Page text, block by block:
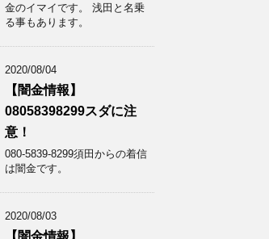
金のイマイです。 浅田と名乗
る事もあります。
2020/08/04
【闇金情報】
08058398299スダに注
意！
080-5839-8299須田からの着信
は闇金です。
2020/08/03
【闇金情報】